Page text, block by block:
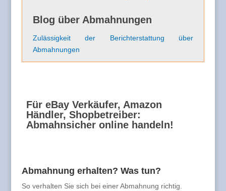
Blog über Abmahnungen
Zulässigkeit der Berichterstattung über
Abmahnungen
Für eBay Verkäufer, Amazon
Händler, Shopbetreiber:
Abmahnsicher online handeln!
Abmahnung erhalten? Was tun?
So verhalten Sie sich bei einer Abmahnung richtig.